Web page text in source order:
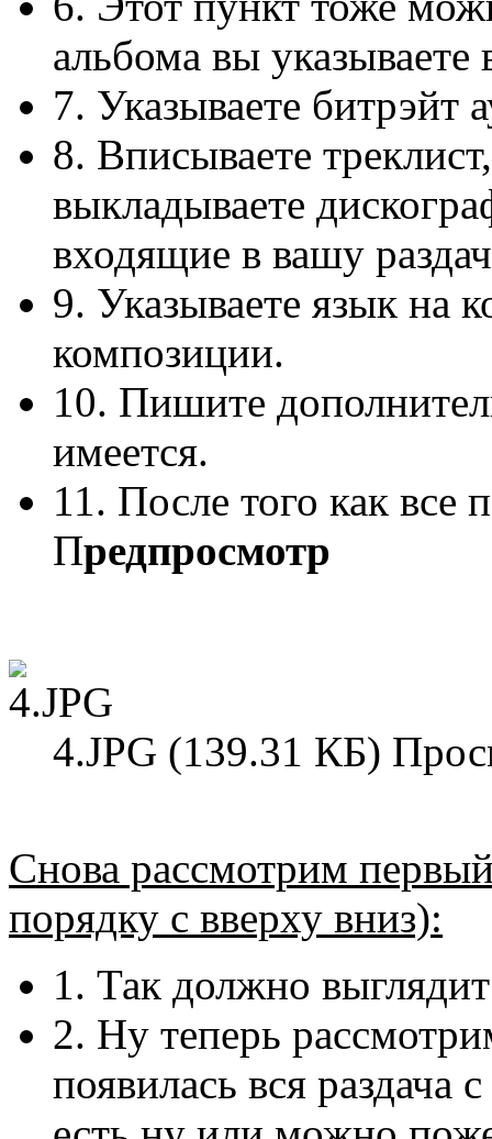
альбома вы указываете
7. Указываете битрэйт
8. Вписываете
выкладываете
входящие в вашу
9. Указываете язык на
композиции.
10. Пишите
имеется.
11. После того как все
Предпросмотр
4.JPG (139.31 КБ)
Снова рассмотрим
порядку с вверху вниз):
1. Так должно
2. Ну теперь
появилась вся раздача